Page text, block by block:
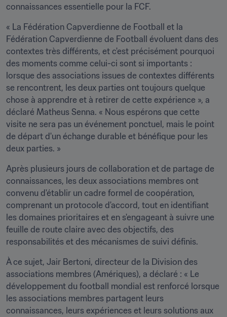
connaissances essentielle pour la FCF.
« La Fédération Capverdienne de Football et la
Fédération Capverdienne de Football évoluent dans des
contextes très différents, et c'est précisément pourquoi
des moments comme celui-ci sont si importants :
lorsque des associations issues de contextes différents
se rencontrent, les deux parties ont toujours quelque
chose à apprendre et à retirer de cette expérience », a
déclaré Matheus Senna. « Nous espérons que cette
visite ne sera pas un événement ponctuel, mais le point
de départ d'un échange durable et bénéfique pour les
deux parties. »
Après plusieurs jours de collaboration et de partage de
connaissances, les deux associations membres ont
convenu d'établir un cadre formel de coopération,
comprenant un protocole d'accord, tout en identifiant
les domaines prioritaires et en s'engageant à suivre une
feuille de route claire avec des objectifs, des
responsabilités et des mécanismes de suivi définis.
À ce sujet, Jair Bertoni, directeur de la Division des
associations membres (Amériques), a déclaré : « Le
développement du football mondial est renforcé lorsque
les associations membres partagent leurs
connaissances, leurs expériences et leurs solutions aux